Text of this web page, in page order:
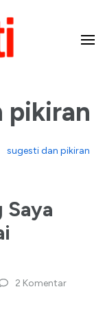
pikiran
sugesti dan pikiran
Saya
2 Komentar